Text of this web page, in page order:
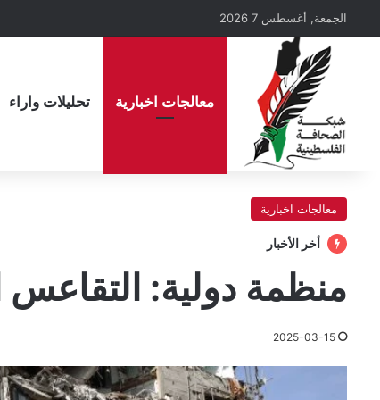
الجمعة, أغسطس 7 2026
معالجات اخبارية تحليلات واراء
معالجات اخبارية
أخر الأخبار
منظمة دولية:
2025-03-15